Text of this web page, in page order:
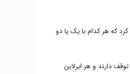
کرد که هر کدام با یک یا دو
دارند و هر ایرلاین